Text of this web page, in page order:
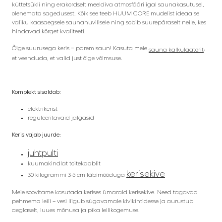
küttetsükli ning erakordselt meeldiva atmosfääri igal saunakasutusel,
olenemata sagedusest. Kõik see teeb HUUM CORE mudelist ideaalse
valiku kaasaegsele saunahuvilisele ning sobib suurepäraselt neile, kes
hindavad kõrget kvaliteeti.
Õige suurusega keris = parem saun! Kasuta meie sauna kalkulaatorit
et veenduda, et valid just õige võimsuse.
Komplekt sisaldab:
elektrikerist
reguleeritavaid jalgasid
Keris vajab juurde:
juhtpulti
kuumakindlat toitekaablit
30 kilogrammi 3-5 cm läbimõõduga kerisekive
Meie soovitame kasutada kerises ümaraid kerisekive. Need tagavad
pehmema leili – vesi liigub sügavamale kivikihtidesse ja aurustub
aeglaselt, luues mõnusa ja pika leilikogemuse.